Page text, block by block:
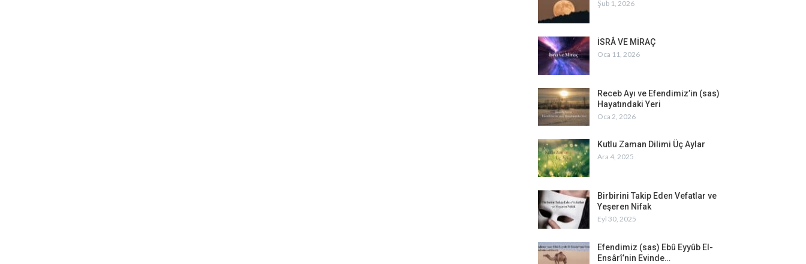
Şub 1, 2026
İSRÂ VE MİRAÇ
Oca 11, 2026
Receb Ayı ve Efendimiz’in (sas)
Hayatındaki Yeri
Oca 2, 2026
Kutlu Zaman Dilimi Üç Aylar
Ara 4, 2025
Birbirini Takip Eden Vefatlar ve
Yeşeren Nifak
Eyl 30, 2025
Efendimiz (sas) Ebû Eyyûb El-
Ensârî’nin Evinde…